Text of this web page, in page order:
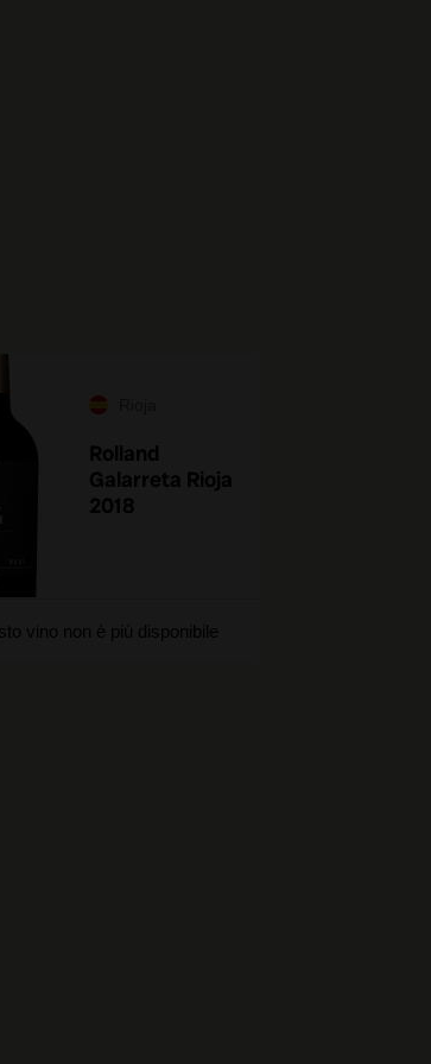
Rolland
Galarreta Rioja
2018
vino non è più disponibile